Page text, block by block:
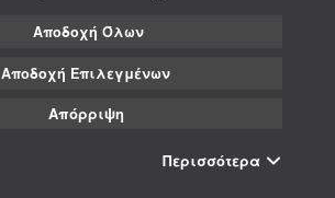
Αποδοχή Όλων
Αποδοχή Επιλεγμένων
Απόρριψη
Περισσότερα